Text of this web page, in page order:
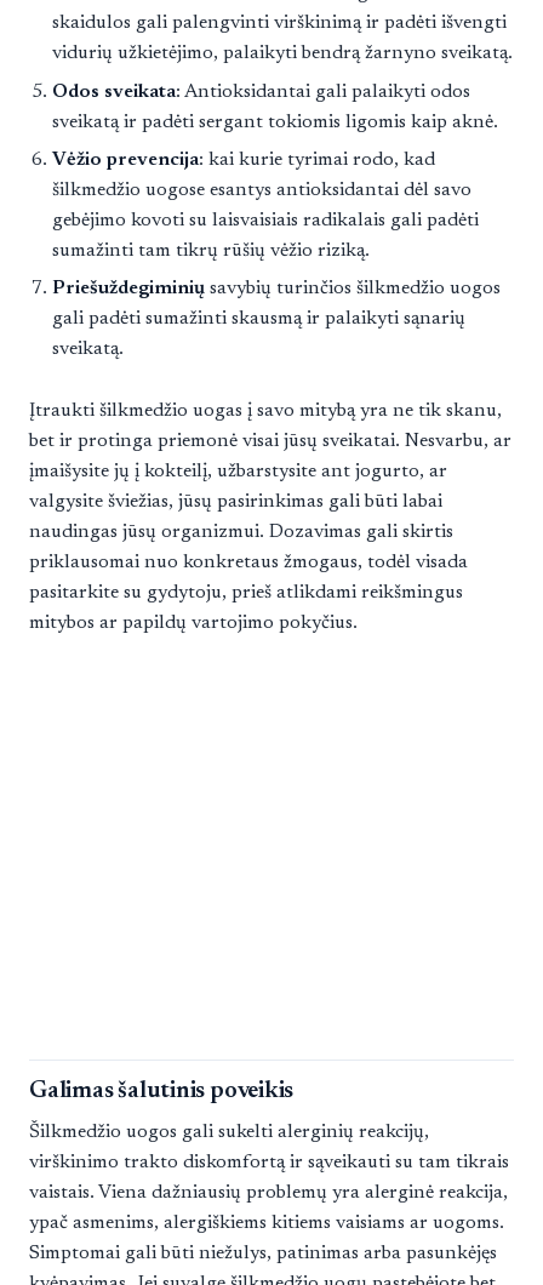
skaidulos gali palengvinti virškinimą ir padėti išvengti
vidurių užkietėjimo, palaikyti bendrą žarnyno sveikatą.
Odos sveikata: Antioksidantai gali palaikyti odos
sveikatą ir padėti sergant tokiomis ligomis kaip aknė.
Vėžio prevencija: kai kurie tyrimai rodo, kad
šilkmedžio uogose esantys antioksidantai dėl savo
gebėjimo kovoti su laisvaisiais radikalais gali padėti
sumažinti tam tikrų rūšių vėžio riziką.
Priešuždegiminių savybių turinčios šilkmedžio uogos
gali padėti sumažinti skausmą ir palaikyti sąnarių
sveikatą.
Įtraukti šilkmedžio uogas į savo mitybą yra ne tik skanu,
bet ir protinga priemonė visai jūsų sveikatai. Nesvarbu, ar
įmaišysite jų į kokteilį, užbarstysite ant jogurto, ar
valgysite šviežias, jūsų pasirinkimas gali būti labai
naudingas jūsų organizmui. Dozavimas gali skirtis
priklausomai nuo konkretaus žmogaus, todėl visada
pasitarkite su gydytoju, prieš atlikdami reikšmingus
mitybos ar papildų vartojimo pokyčius.
Galimas šalutinis poveikis
Šilkmedžio uogos gali sukelti alerginių reakcijų,
virškinimo trakto diskomfortą ir sąveikauti su tam tikrais
vaistais. Viena dažniausių problemų yra alerginė reakcija,
ypač asmenims, alergiškiems kitiems vaisiams ar uogoms.
Simptomai gali būti niežulys, patinimas arba pasunkėjęs